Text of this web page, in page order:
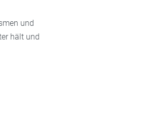
und
hält und